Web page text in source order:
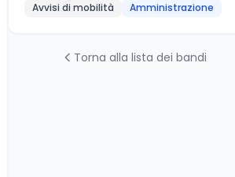
Avvisi di mobilità Amministrazione
Torna alla lista dei bandi